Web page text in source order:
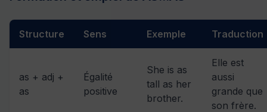
Structure Sens Exemple Traduction
as + adj +
as
Égalité
positive
She is as
tall as her
brother.
Elle est
aussi
grande que
son frère.